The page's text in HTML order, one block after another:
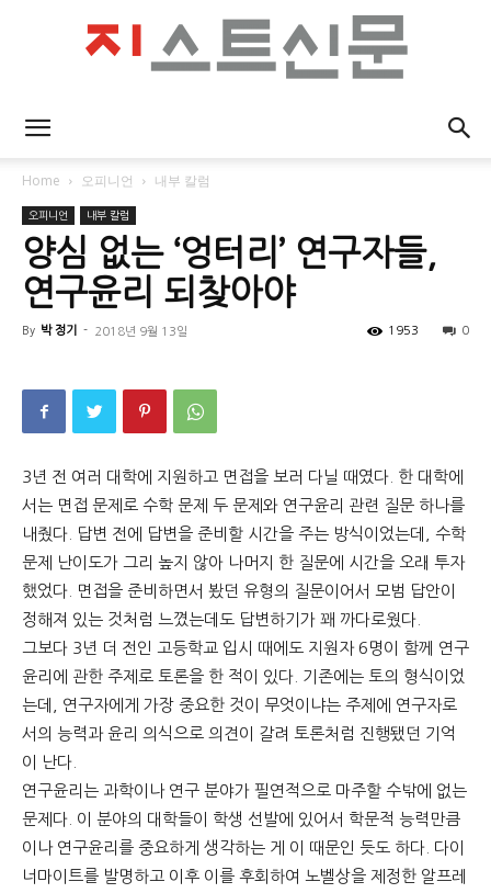
스
문
Home 오피니언 내부 칼럼
오피니언 내부 칼럼
양심 없는 ‘엉터리’ 연구자들,
연구윤리 되찾아야
By 박 정기 - 2018년 9월 13일 0
1953
3년 전 여러 대학에 지원하고 면접을 보러 다닐 때였다. 한 대학에
서는 면접 문제로 수학 문제 두 문제와 연구윤리 관련 질문 하나를
내줬다. 답변 전에 답변을 준비할 시간을 주는 방식이었는데, 수학
문제 난이도가 그리 높지 않아 나머지 한 질문에 시간을 오래 투자
했었다. 면접을 준비하면서 봤던 유형의 질문이어서 모범 답안이
정해져 있는 것처럼 느꼈는데도 답변하기가 꽤 까다로웠다.
그보다 3년 더 전인 고등학교 입시 때에도 지원자 6명이 함께 연구
윤리에 관한 주제로 토론을 한 적이 있다. 기존에는 토의 형식이었
는데, 연구자에게 가장 중요한 것이 무엇이냐는 주제에 연구자로
서의 능력과 윤리 의식으로 의견이 갈려 토론처럼 진행됐던 기억
이 난다.
연구윤리는 과학이나 연구 분야가 필연적으로 마주할 수밖에 없는
문제다. 이 분야의 대학들이 학생 선발에 있어서 학문적 능력만큼
이나 연구윤리를 중요하게 생각하는 게 이 때문인 듯도 하다. 다이
너마이트를 발명하고 이후 이를 후회하여 노벨상을 제정한 알프레